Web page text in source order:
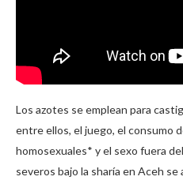
Los azotes se emplean para
entre ellos, el juego, el consumo
homosexuales* y el sexo fuera
severos bajo la sharía en Aceh